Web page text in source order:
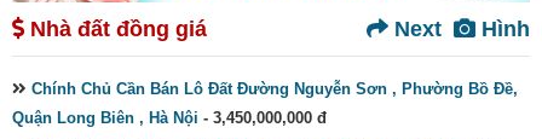
Nhà đất đồng giá Hình
Next
Chính Chủ Cần Bán Lô Đất Đường Nguyễn Sơn , Phường Bồ Đề,
Quận Long Biên , Hà Nội - 3,450,000,000 đ